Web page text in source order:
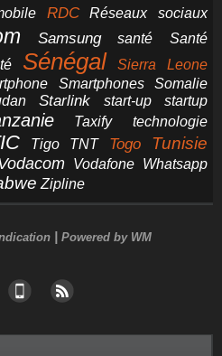
RDC Réseaux sociaux
Samsung santé Santé
Sénégal
Sierra Leone
Smartphones
Somalie
Starlink start-up startup
Taxify
technologie
Tigo TNT Togo Tunisie
Vodafone Whatsapp
Zipline
| Powered by WM